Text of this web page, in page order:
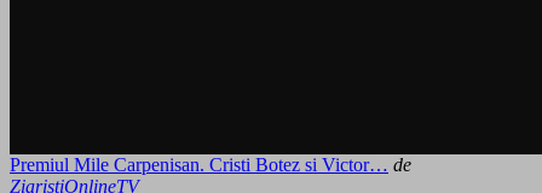
Premiul Mile Carpenisan. Cristi Botez si Victor… de
ZiaristiOnlineTV